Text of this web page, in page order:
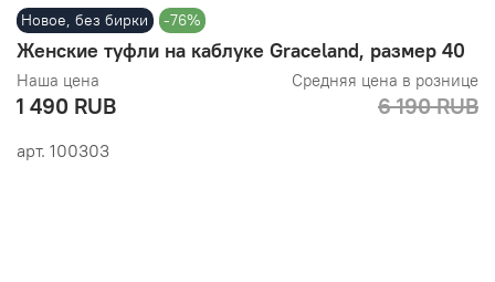
Новое, без бирки -76%
арт. 100303
Женские туфли на каблуке Graceland, размер 40
Наша цена
1 490 RUB
Средняя цена в рознице
6 190 RUB